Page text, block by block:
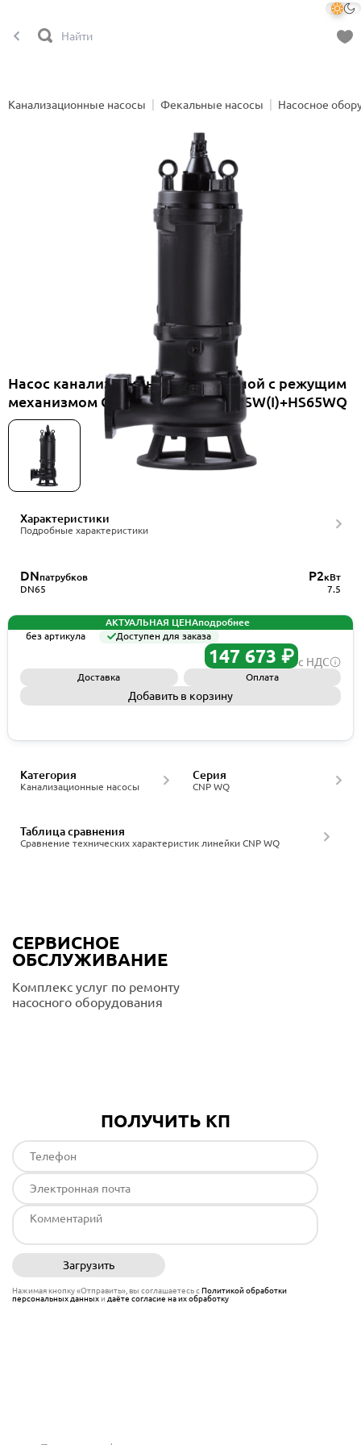
Канализационные насосы Фекальные насосы Насосное
Насос канализационный погружной с режущим
механизмом CNP 65WQ45-28-7.5ESW(I)+HS65WQ
Характеристики
Подробные характеристики
DNпатрубков
DN65
P2кВт
7.5
АКТУАЛЬНАЯ ЦЕНАподробнее
без артикула
Доступен для заказа
147 673 ₽ с НДС
Доставка Оплата
Добавить в корзину
Канализационные насосы
Категория
CNP WQ
Серия
Сравнение технических характеристик линейки CNP WQ
Таблица сравнения
СЕРВИСНОЕ
ОБСЛУЖИВАНИЕ
Комплекс услуг по ремонту
насосного оборудования
ПОЛУЧИТЬ КП
Загрузить
Нажимая кнопку «Отправить», вы соглашаетесь сПолитикой обработки
персональных данныхи даёте согласие на их обработку